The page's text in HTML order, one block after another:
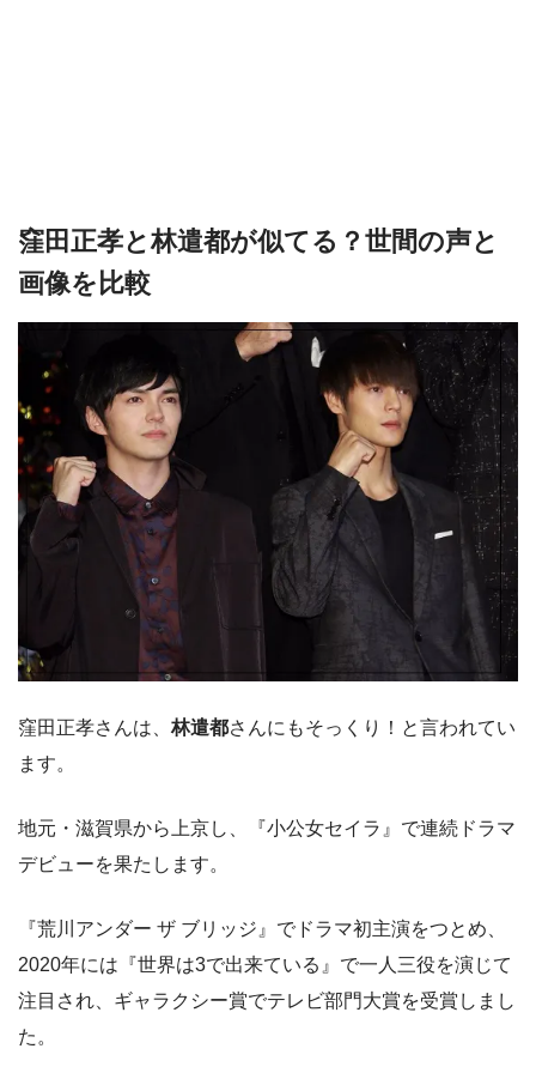
窪田正孝と林遣都が似てる？世間の声と
画像を比較
窪田正孝さんは、 林遣都さんにもそっくり！と言われてい
ます。
地元・滋賀県から上京し、『小公女セイラ』で連続ドラマ
デビューを果たします。
『荒川アンダー ザ ブリッジ』でドラマ初主演をつとめ、
2020年には『世界は3で出来ている』で一人三役を演じて
注目され、ギャラクシー賞でテレビ部門大賞を受賞しまし
た。